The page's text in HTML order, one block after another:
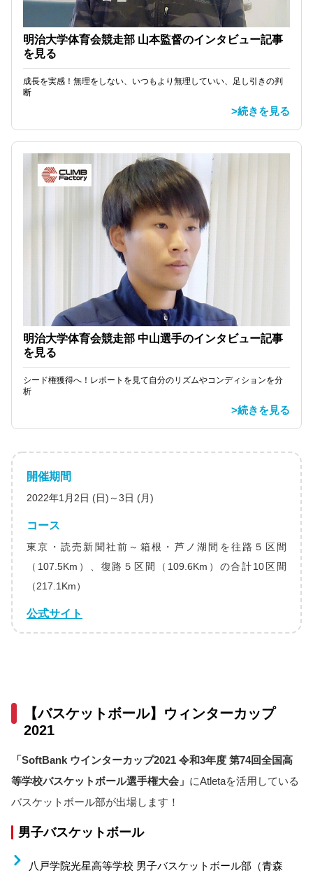
明治大学体育会競走部 山本監督のインタビュー記事
を見る
成長を実感！無理をしない、いつもより無理していい、足し引きの判
断
>続きを見る
明治大学体育会競走部 中山選手のインタビュー記事
を見る
シード権獲得へ！レポートを見て自分のリズムやコンディションを分
析
>続きを見る
開催期間
2022年1月2日 (日)～3日 (月)
コース
東京・読売新聞社前～箱根・芦ノ湖間を往路５区間
（107.5Km）、復路５区間（109.6Km）の合計10区間
（217.1Km）
公式サイト
【バスケットボール】ウィンターカップ
2021
「SoftBank ウインターカップ2021 令和3年度 第74回全国高
等学校バスケットボール選手権大会」 にAtletaを活用している
バスケットボール部が出場します！
男子バスケットボール
八戸学院光星高等学校 男子バスケットボール部（青森